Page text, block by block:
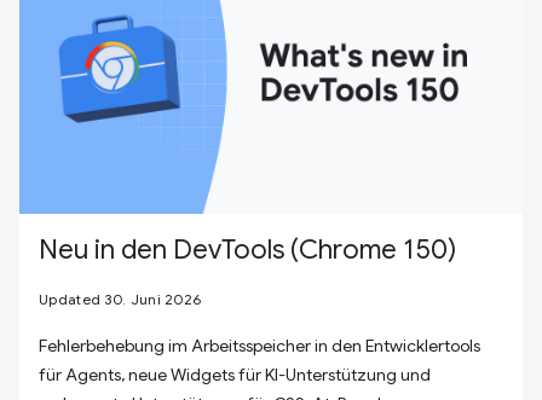
Neu in den DevTools (Chrome 150)
Updated 30. Juni 2026
Fehlerbehebung im Arbeitsspeicher in den Entwicklertools
für Agents, neue Widgets für KI-Unterstützung und